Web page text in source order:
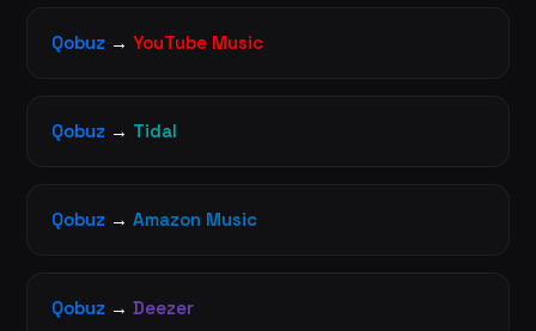
Qobuz → YouTube Music
Qobuz → Tidal
Qobuz → Amazon Music
Qobuz → Deezer